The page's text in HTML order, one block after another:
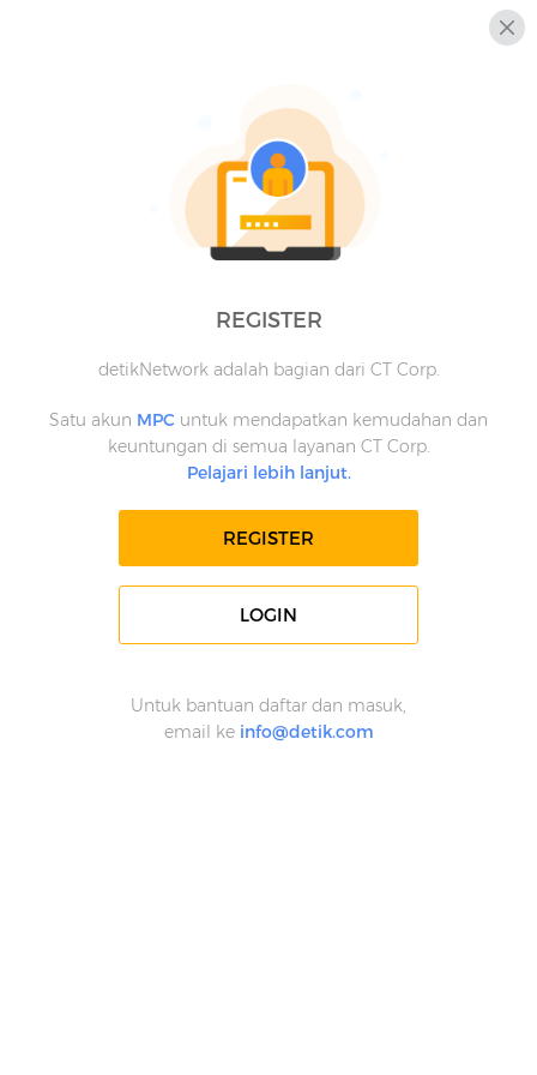
REGISTER
detikNetwork adalah bagian dari CT Corp.
Satu akun MPC untuk mendapatkan kemudahan dan
keuntungan di semua layanan CT Corp.
Pelajari lebih lanjut.
REGISTER
LOGIN
Untuk bantuan daftar dan masuk,
email ke info@detik.com